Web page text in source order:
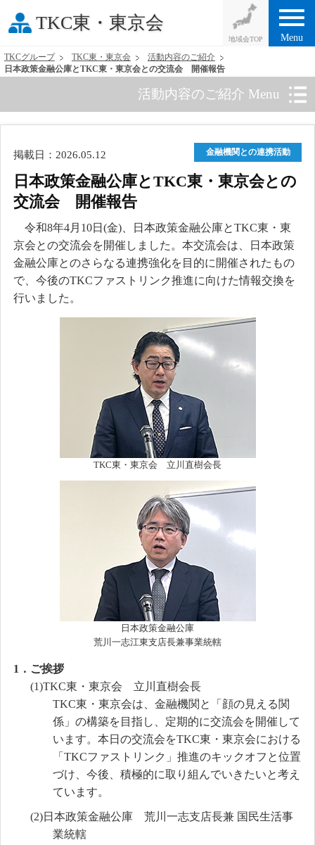
TKC東・東京会 menu
Menu
TKCグループ TKC東・東京会
活動内容のご紹介
日本政策金融公庫とTKC東・東京会との交流会 開催報告
活動内容のご紹介 Menu
掲載日：2026.05.12 金融機関との連携活動
日本政策金融公庫とTKC東・東京会との
交流会 開催報告
令和8年4月10日(金)、日本政策金融公庫とTKC東・東
京会との交流会を開催しました。本交流会は、日本政策
金融公庫とのさらなる連携強化を目的に開催されたもの
で、今後のTKCファストリンク推進に向けた情報交換を
行いました。
TKC東・東京会 立川直樹会長
日本政策金融公庫
荒川一志江東支店長兼事業統轄
1．ご挨拶
(1)TKC東・東京会 立川直樹会長
TKC東・東京会は、金融機関と「顔の見える関
係」の構築を目指し、定期的に交流会を開催して
います。本日の交流会をTKC東・東京会における
「TKCファストリンク」推進のキックオフと位置
づけ、今後、積極的に取り組んでいきたいと考え
ています。
(2)日本政策金融公庫 荒川一志支店長兼 国民生活事
業統轄